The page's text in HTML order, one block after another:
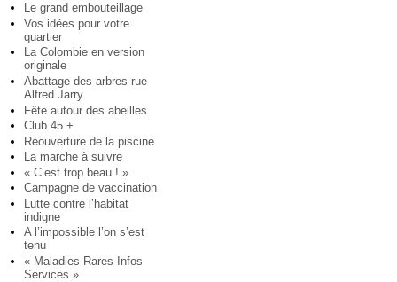
Le grand embouteillage
Vos idées pour votre
quartier
La Colombie en version
originale
Abattage des arbres rue
Alfred Jarry
Fête autour des abeilles
Club 45 +
Réouverture de la piscine
La marche à suivre
« C’est trop beau ! »
Campagne de vaccination
Lutte contre l’habitat
indigne
A l’impossible l’on s’est
tenu
« Maladies Rares Infos
Services »